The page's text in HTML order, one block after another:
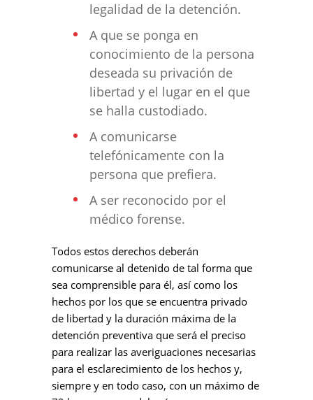
legalidad de la detención.
A que se ponga en
conocimiento de la persona
deseada su privación de
libertad y el lugar en el que
se halla custodiado.
A comunicarse
telefónicamente con la
persona que prefiera.
A ser reconocido por el
médico forense.
Todos estos derechos deberán
comunicarse al detenido de tal forma que
sea comprensible para él, así como los
hechos por los que se encuentra privado
de libertad y la duración máxima de la
detención preventiva que será el preciso
para realizar las averiguaciones necesarias
para el esclarecimiento de los hechos y,
siempre y en todo caso, con un máximo de